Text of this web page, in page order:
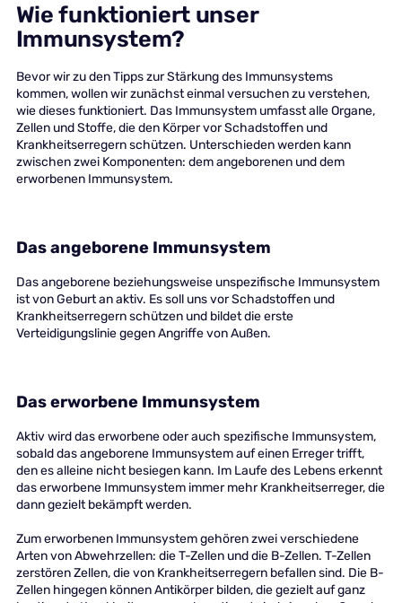
Wie funktioniert unser
Immunsystem?
Bevor wir zu den Tipps zur Stärkung des Immunsystems
kommen, wollen wir zunächst einmal versuchen zu verstehen,
wie dieses funktioniert. Das Immunsystem umfasst alle Organe,
Zellen und Stoffe, die den Körper vor Schadstoffen und
Krankheitserregern schützen. Unterschieden werden kann
zwischen zwei Komponenten: dem angeborenen und dem
erworbenen Immunsystem.
Das angeborene Immunsystem
Das angeborene beziehungsweise unspezifische Immunsystem
ist von Geburt an aktiv. Es soll uns vor Schadstoffen und
Krankheitserregern schützen und bildet die erste
Verteidigungslinie gegen Angriffe von Außen.
Das erworbene Immunsystem
Aktiv wird das erworbene oder auch spezifische Immunsystem,
sobald das angeborene Immunsystem auf einen Erreger trifft,
den es alleine nicht besiegen kann. Im Laufe des Lebens erkennt
das erworbene Immunsystem immer mehr Krankheitserreger, die
dann gezielt bekämpft werden.
Zum erworbenen Immunsystem gehören zwei verschiedene
Arten von Abwehrzellen: die T-Zellen und die B-Zellen. T-Zellen
zerstören Zellen, die von Krankheitserregern befallen sind. Die B-
Zellen hingegen können Antikörper bilden, die gezielt auf ganz